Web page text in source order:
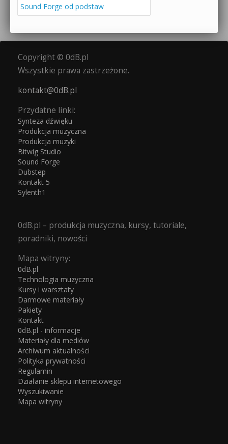
Sound Forge od podstaw
Copyright © 0dB.pl
Wszystkie prawa zastrzeżone.
kontakt@0dB.pl
Przydatne linki:
Synteza dźwięku
Produkcja muzyczna
Produkcja muzyki
Bitwig Studio
Sound Forge
Dubstep
Kontakt 5
Sylenth1
0dB.pl – produkcja muzyczna, kursy, tutoriale,
poradniki, nowości
Mapa witryny:
0dB.pl
Technologia muzyczna
Kursy i warsztaty
Darmowe materiały
Pakiety
Kontakt
0dB.pl - informacje
Materiały dla mediów
Archiwum aktualności
Polityka prywatności
Regulamin
Działanie sklepu internetowego
Wyszukiwanie
Mapa witryny